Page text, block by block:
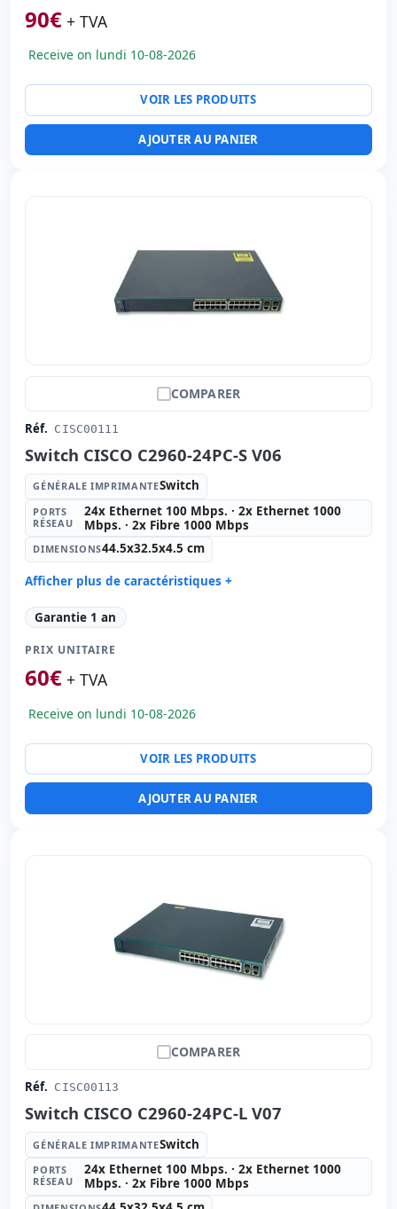
Dimensions:
Poids:
5.40 Kg.
90€ + TVA
Receive on lundi 10-08-2026
VOIR LES PRODUITS
AJOUTER AU PANIER
COMPARER
Réf. CISC00111
Switch CISCO C2960-24PC-S V06
GÉNÉRALE IMPRIMANTESwitch
PORTS
RÉSEAU
24x Ethernet 100 Mbps. · 2x Ethernet 1000
Mbps. · 2x Fibre 1000 Mbps
DIMENSIONS44.5x32.5x4.5 cm
Afficher plus de caractéristiques +
Générale imprimante:
Ports réseau: 24x Ethernet 100 Mbps. · 2x Ethernet
1000 Mbps. · 2x Fibre 1000 Mbps.
Dimensions:
Poids:
4.50 Kg.
Garantie 1 an
PRIX UNITAIRE
60€ + TVA
Receive on lundi 10-08-2026
VOIR LES PRODUITS
AJOUTER AU PANIER
COMPARER
Réf. CISC00113
Switch CISCO C2960-24PC-L V07
GÉNÉRALE IMPRIMANTESwitch
PORTS
RÉSEAU
24x Ethernet 100 Mbps. · 2x Ethernet 1000
Mbps. · 2x Fibre 1000 Mbps